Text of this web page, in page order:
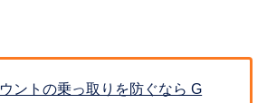
ントの乗っ取りを防ぐなら G